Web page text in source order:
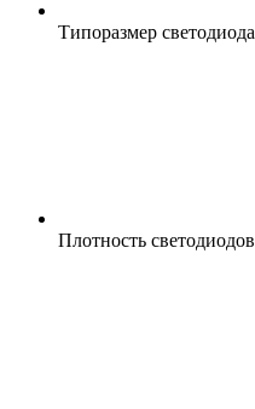
Типоразмер светодиода
Плотность светодиодов